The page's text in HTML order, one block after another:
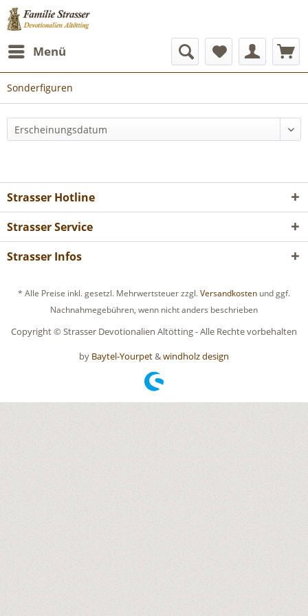
Menü
Sonderfiguren
Strasser Hotline
Strasser Service
Strasser Infos
* Alle Preise inkl. gesetzl. Mehrwertsteuer zzgl.Versandkosten und ggf.
Nachnahmegebühren, wenn nicht anders beschrieben
Copyright © Strasser Devotionalien Altötting - Alle Rechte vorbehalten
by Baytel-Yourpet&windholz design